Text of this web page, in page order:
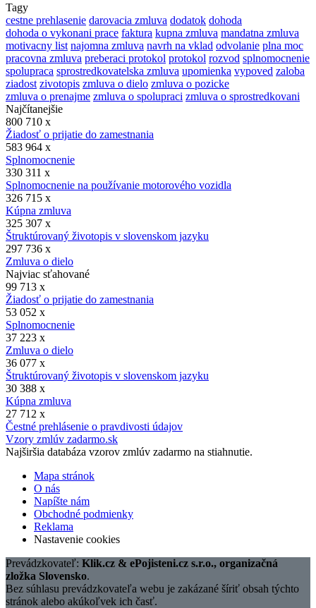
Tagy
cestne prehlasenie darovacia zmluva dodatok dohoda
dohoda o vykonani prace faktura kupna zmluva mandatna zmluva
motivacny list najomna zmluva navrh na vklad odvolanie plna moc
pracovna zmluva preberaci protokol protokol rozvod splnomocnenie
spolupraca sprostredkovatelska zmluva upomienka vypoved zaloba
ziadost zivotopis zmluva o dielo zmluva o pozicke
zmluva o prenajme zmluva o spolupraci zmluva o sprostredkovani
Najčítanejšie
800 710 x
Žiadosť o prijatie do zamestnania
583 964 x
Splnomocnenie
330 311 x
Splnomocnenie na používanie motorového vozidla
326 715 x
Kúpna zmluva
325 307 x
Štruktúrovaný životopis v slovenskom jazyku
297 736 x
Zmluva o dielo
Najviac sťahované
99 713 x
Žiadosť o prijatie do zamestnania
53 052 x
Splnomocnenie
37 223 x
Zmluva o dielo
36 077 x
Štruktúrovaný životopis v slovenskom jazyku
30 388 x
Kúpna zmluva
27 712 x
Čestné prehlásenie o pravdivosti údajov
Vzory zmlúv zadarmo.sk
Najširšia databáza vzorov zmlúv zadarmo na stiahnutie.
Mapa stránok
O nás
Napíšte nám
Obchodné podmienky
Reklama
Nastavenie cookies
Prevádzkovateľ: Klik.cz & ePojisteni.cz s.r.o., organizačná
zložka Slovensko.
Bez súhlasu prevádzkovateľa webu je zakázané šíriť obsah týchto
stránok alebo akúkoľvek ich časť.